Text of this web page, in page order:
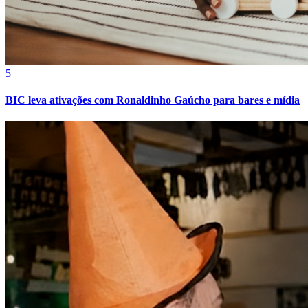
5
BIC leva ativações com Ronaldinho Gaúcho para bares e mídia